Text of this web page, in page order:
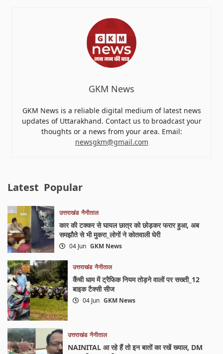
GKM News
GKM News is a reliable digital medium of latest news
updates of Uttarakhand. Contact us to broadcast your
thoughts or a news from your area. Email:
newsgkm@gmail.com
Latest Popular
उत्तराखंड नैनीताल
कार की टक्कर से घायल छात्र को छोड़कर फरार हुआ, अब
समझौते से भी मुकरा_लोगों ने कोतवाली घेरी
04 Jun GKM News
उत्तराखंड नैनीताल
कैंची धाम में ट्रैफिक नियम तोड़ने वालों पर सख्ती_12
बाइक टैक्सी सीज
04 Jun GKM News
उत्तराखंड नैनीताल
NAINITAL आ रहे हैं तो इन बातों का रखें ख्याल, DM